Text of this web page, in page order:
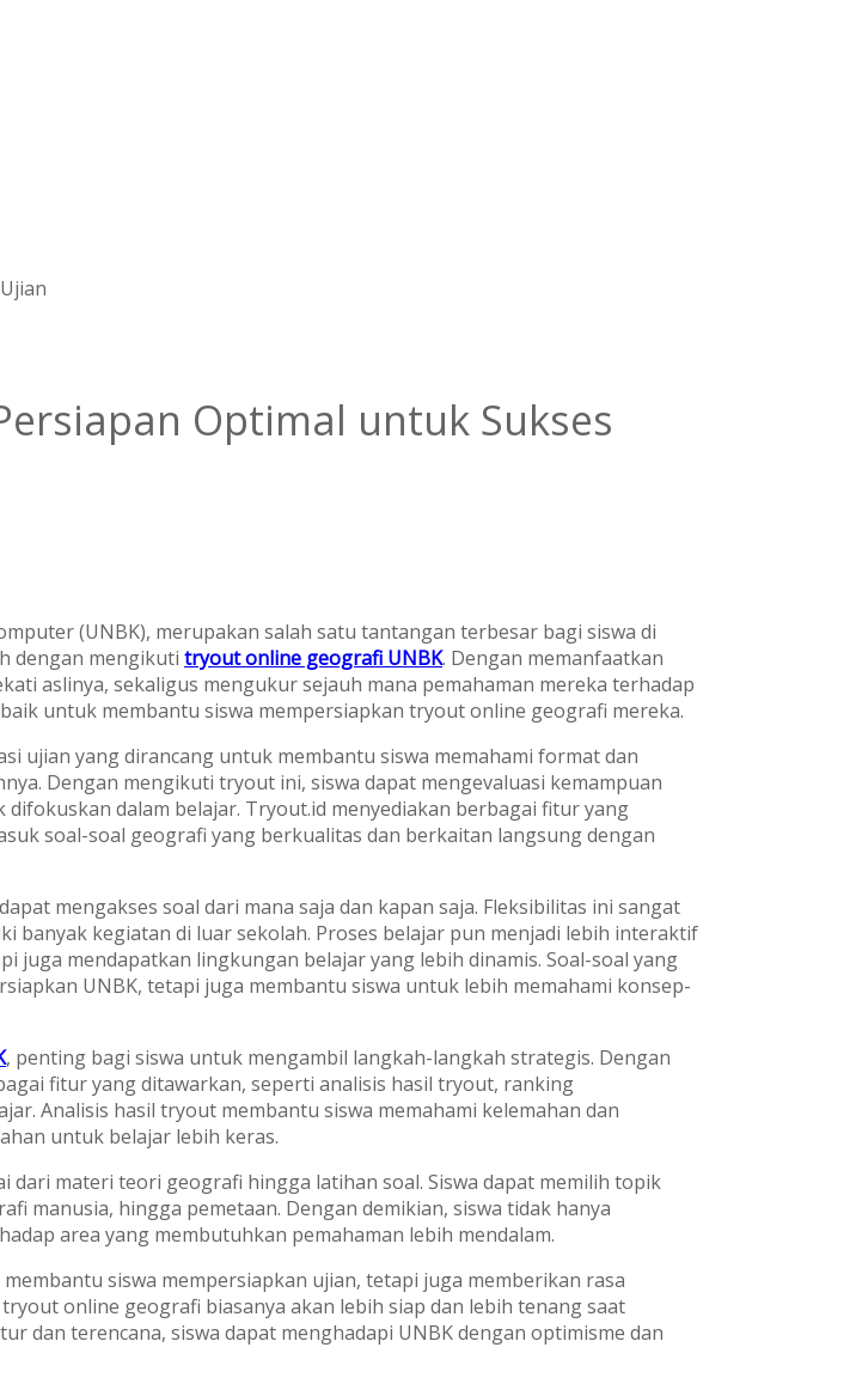
Optimal untuk Sukses
(UNBK), merupakan salah satu tantangan terbesar bagi siswa di
dengan mengikuti tryout online geografi UNBK. Dengan memanfaatkan
aslinya, sekaligus mengukur sejauh mana pemahaman mereka terhadap
untuk membantu siswa mempersiapkan tryout online geografi mereka.
ujian yang dirancang untuk membantu siswa memahami format dan
Dengan mengikuti tryout ini, siswa dapat mengevaluasi kemampuan
dalam belajar. Tryout.id menyediakan berbagai fitur yang
soal-soal geografi yang berkualitas dan berkaitan langsung dengan
mengakses soal dari mana saja dan kapan saja. Fleksibilitas ini sangat
banyak kegiatan di luar sekolah. Proses belajar pun menjadi lebih interaktif
juga mendapatkan lingkungan belajar yang lebih dinamis. Soal-soal yang
UNBK, tetapi juga membantu siswa untuk lebih memahami konsep-
, penting bagi siswa untuk mengambil langkah-langkah strategis. Dengan
fitur yang ditawarkan, seperti analisis hasil tryout, ranking
Analisis hasil tryout membantu siswa memahami kelemahan dan
untuk belajar lebih keras.
materi teori geografi hingga latihan soal. Siswa dapat memilih topik
manusia, hingga pemetaan. Dengan demikian, siswa tidak hanya
area yang membutuhkan pemahaman lebih mendalam.
siswa mempersiapkan ujian, tetapi juga memberikan rasa
online geografi biasanya akan lebih siap dan lebih tenang saat
dan terencana, siswa dapat menghadapi UNBK dengan optimisme dan